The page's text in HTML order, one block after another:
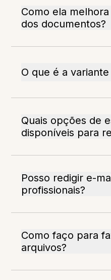
Como ela
dos documentos?
O que é a variante
Quais opções de
disponíveis para
Posso redigir e-
profissionais?
Como faço para
arquivos?